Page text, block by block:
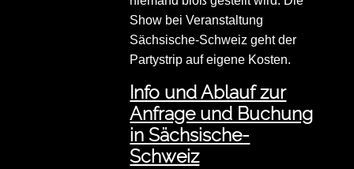
Show bei Veranstaltung
Sächsische-Schweiz geht der
Partystrip auf eigene Kosten.
Info und Ablauf zur
Anfrage und Buchung
in Sächsische-
Schweiz